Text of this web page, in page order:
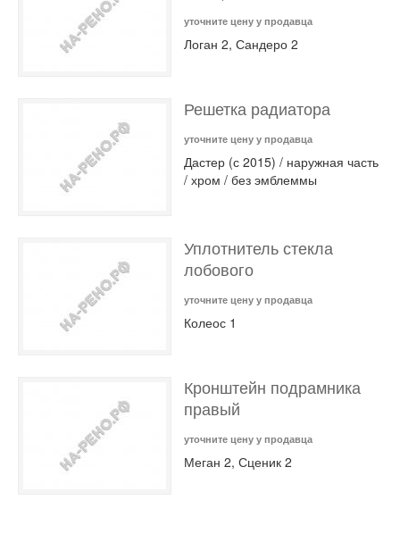
уточните цену у продавца
Логан 2, Сандеро 2
Решетка радиатора
уточните цену у продавца
Дастер (с 2015) / наружная часть
/ хром / без эмблеммы
Уплотнитель стекла
лобового
уточните цену у продавца
Колеос 1
Кронштейн подрамника
правый
уточните цену у продавца
Меган 2, Сценик 2